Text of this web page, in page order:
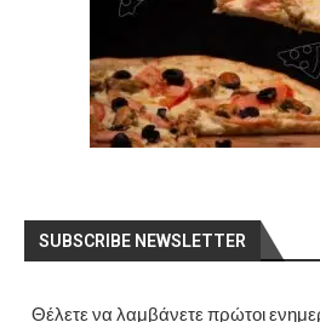
SUBSCRIBE NEWSLETTER
Θέλετε να λαμβάνετε πρώτοι